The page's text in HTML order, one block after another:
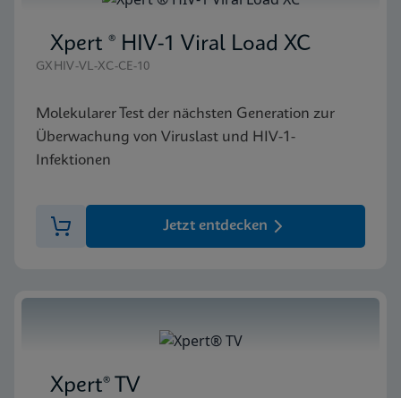
Xpert ® HIV-1 Viral Load XC
GXHIV-VL-XC-CE-10
Molekularer Test der nächsten Generation zur
Überwachung von Viruslast und HIV-1-
Infektionen
Jetzt entdecken
Xpert® TV